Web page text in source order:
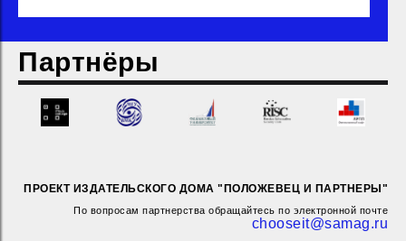
Партнёры
ПРОЕКТ ИЗДАТЕЛЬСКОГО ДОМА "ПОЛОЖЕВЕЦ И ПАРТНЕРЫ"
По вопросам партнерства обращайтесь по электронной почте
chooseit@samag.ru